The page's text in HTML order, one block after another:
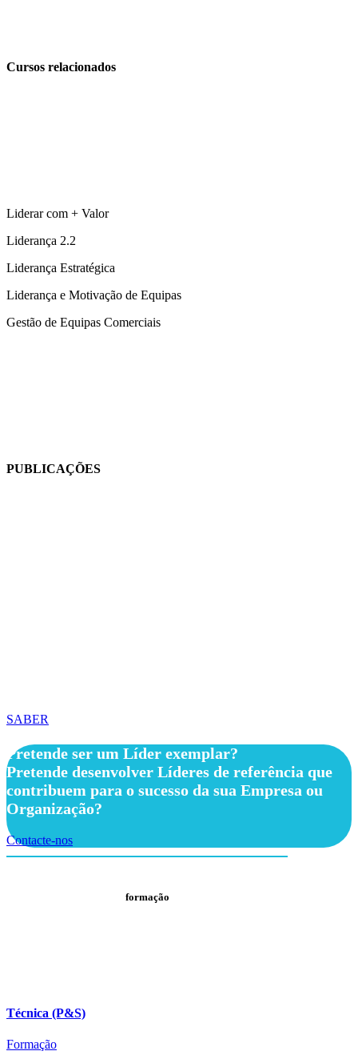
Cursos relacionados
Liderar com + Valor
Liderança 2.2
Liderança Estratégica
Liderança e Motivação de Equipas
Gestão de Equipas Comerciais
PUBLICAÇÕES
SABER
Pretende ser um Líder exemplar?
Pretende desenvolver Líderes de referência que
contribuem para o sucesso da sua Empresa ou
Organização?
Contacte-nos
formação
Técnica (P&S)
Formação